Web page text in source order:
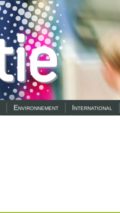
Environnement International